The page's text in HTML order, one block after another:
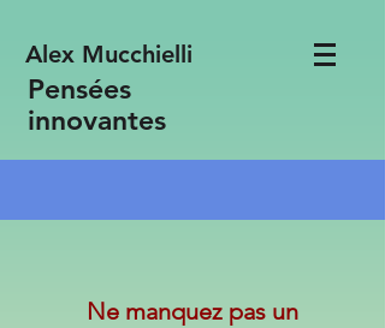
Alex Mucchielli
Pensées
innovantes
Ne manquez pas un